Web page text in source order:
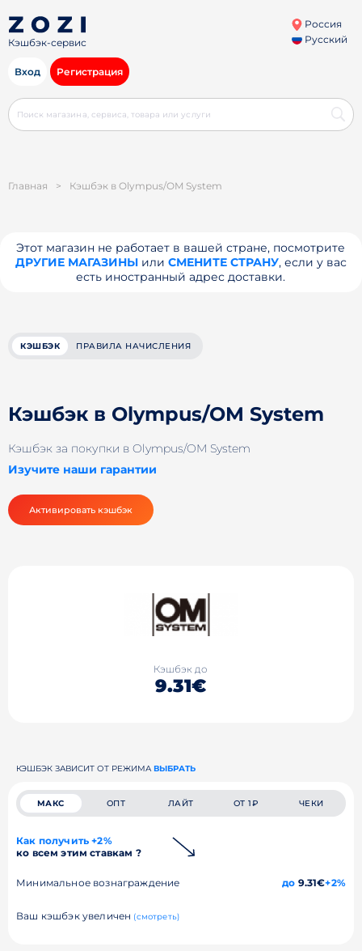
Кэшбэк-сервис
Россия
Русский
Вход Регистрация
Главная > Кэшбэк в Olympus/OM System
Этот магазин не работает в вашей стране, посмотрите
ДРУГИЕ МАГАЗИНЫили СМЕНИТЕ СТРАНУ, если у вас
есть иностранный адрес доставки.
КЭШБЭК ПРАВИЛА НАЧИСЛЕНИЯ
Кэшбэк в Olympus/OM System
Кэшбэк за покупки в Olympus/OM System
Изучите наши гарантии
Активировать кэшбэк
Кэшбэк до
9.31€
КЭШБЭК ЗАВИСИТ ОТ РЕЖИМА ВЫБРАТЬ
МАКС ОПТ ЛАЙТ ОТ 1₽ ЧЕКИ
Как получить +2%
ко всем этим ставкам ?
Минимальное вознаграждение до 9.31€+2%
Ваш кэшбэк увеличен (смотреть)